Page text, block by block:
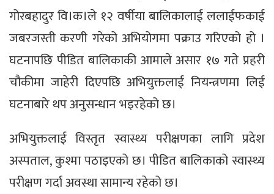
गोरबहादुर वि।क।ले १२ वर्षीया बालिकालाई ललाईफकाई
जबरजस्ती करणी गरेको अभियोगमा पक्राउ गरिएको हो ।
घटनापछि पीडित बालिकाकी आमाले असार १७ गते प्रहरी
चौकीमा जाहेरी दिएपछि अभियुक्तलाई नियन्त्रणमा लिई
घटनाबारे थप अनुसन्धान भइरहेको छ।
अभियुक्तलाई विस्तृत स्वास्थ्य परीक्षणका लागि प्रदेश
अस्पताल, कुश्मा पठाइएको छ। पीडित बालिकाको स्वास्थ्य
परीक्षण गर्दा अवस्था सामान्य रहेको छ।